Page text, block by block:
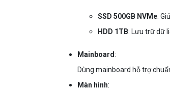
SSD 500GB NVMe:
HDD 1TB: Lưu trữ dữ
Mainboard:
Dùng mainboard hỗ trợ
Màn hình: